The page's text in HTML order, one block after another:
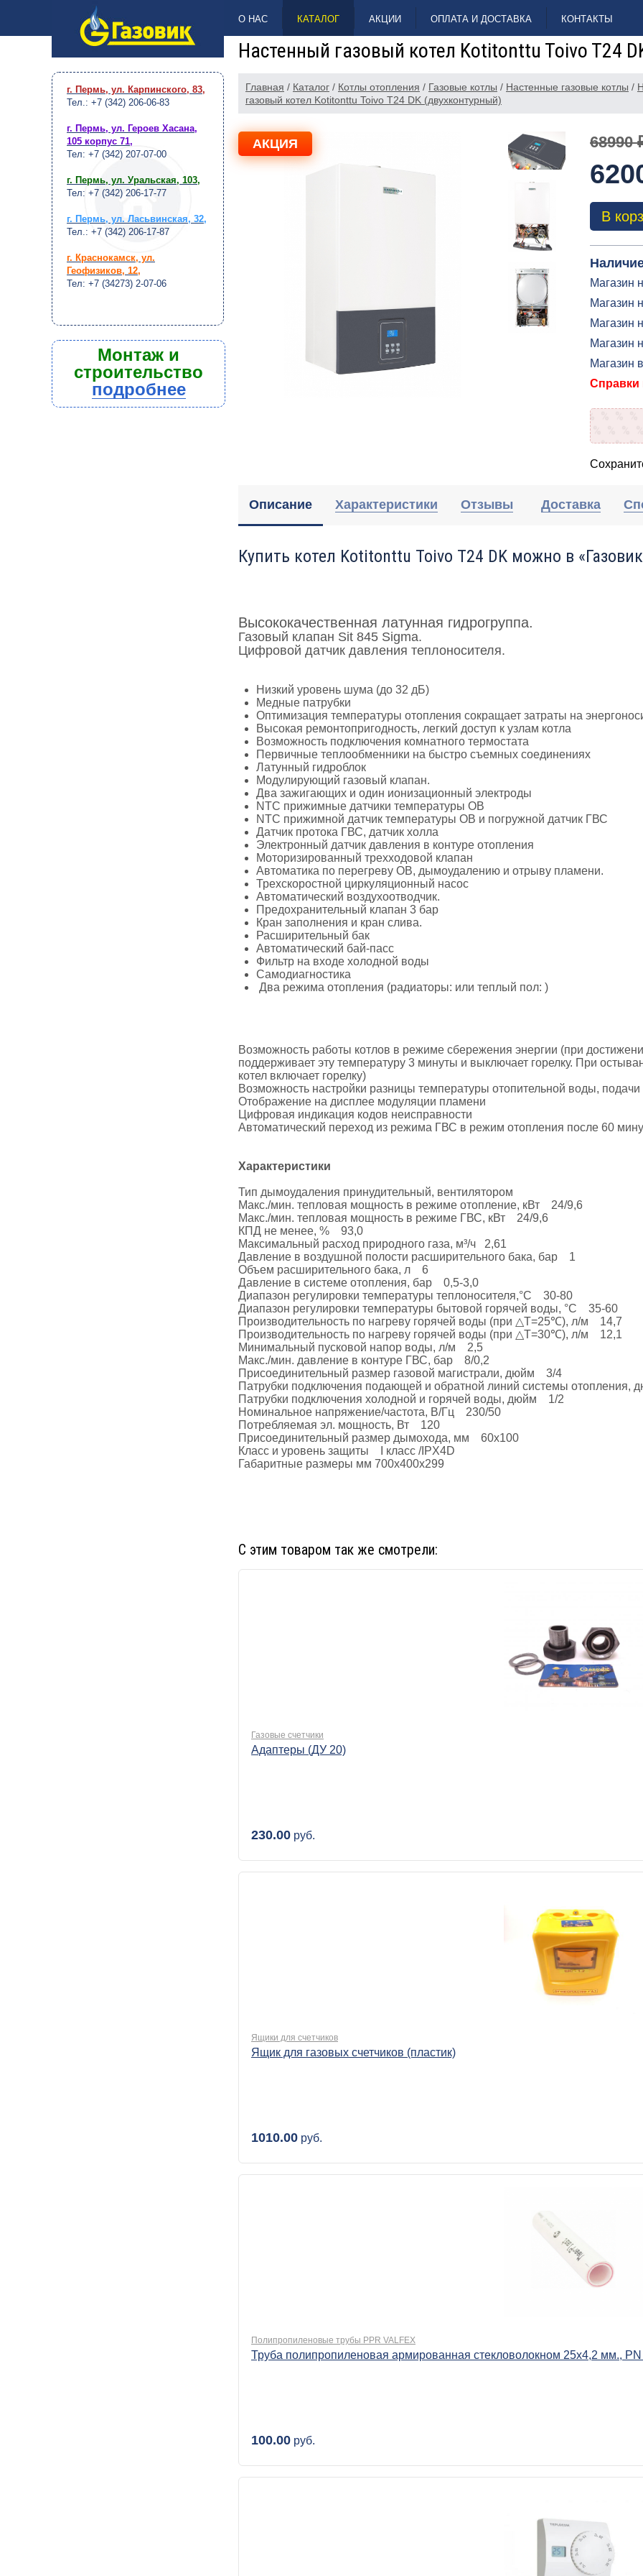
НАВЕРХ
О НАС КАТАЛОГ АКЦИИ ОПЛАТА И ДОСТАВКА КОНТАКТЫ
Настенный газовый котел Kotitonttu Toivo T24
Главная / Каталог / Котлы отопления / Газовые котлы / Настенные газовые котлы /
газовый котел Kotitonttu Toivo T24 DK (двухконтурный)
АКЦИЯ 68990
В
Магазин
Магазин
Магазин
Магазин
Магазин
Справки
Описание Характеристики Отзывы Доставка
Купить котел Kotitonttu Toivo T24 DK можно в
Высококачественная латунная гидрогруппа.
Газовый клапан Sit 845 Sigma.
Цифровой датчик давления теплоносителя.
Низкий уровень шума (до 32 дБ)
Медные патрубки
Оптимизация температуры отопления сокращает затраты на
Высокая ремонтопригодность, легкий доступ к узлам котла
Возможность подключения комнатного термостата
Первичные теплообменники на быстро съемных соединениях
Латунный гидроблок
Модулирующий газовый клапан.
Два зажигающих и один ионизационный электроды
NTC прижимные датчики температуры ОВ
NTC прижимной датчик температуры ОВ и погружной датчик ГВС
Датчик протока ГВС, датчик холла
Электронный датчик давления в контуре отопления
Моторизированный трехходовой клапан
Автоматика по перегреву ОВ, дымоудалению и отрыву пламени.
Трехскоростной циркуляционный насос
Автоматический воздухоотводчик.
Предохранительный клапан 3 бар
Кран заполнения и кран слива.
Расширительный бак
Автоматический бай-пасс
Фильтр на входе холодной воды
Самодиагностика
Два режима отопления (радиаторы: или теплый пол: )
Возможность работы котлов в режиме сбережения энергии (при
поддерживает эту температуру 3 минуты и выключает горелку. При
котел включает горелку)
Возможность настройки разницы температуры отопительной воды, подачи
Отображение на дисплее модуляции пламени
Цифровая индикация кодов неисправности
Автоматический переход из режима ГВС в режим отопления после 60
Характеристики
Тип дымоудаления принудительный, вентилятором
Макс./мин. тепловая мощность в режиме отопление, кВт 24/9,6
Макс./мин. тепловая мощность в режиме ГВС, кВт 24/9,6
КПД не менее, % 93,0
Максимальный расход природного газа, м³/ч 2,61
Давление в воздушной полости расширительного бака, бар 1
Объем расширительного бака, л 6
Давление в системе отопления, бар 0,5-3,0
Диапазон регулировки температуры теплоносителя,°C 30-80
Диапазон регулировки температуры бытовой горячей воды, °C 35-60
Производительность по нагреву горячей воды (при △T=25℃), л/м 14,7
Производительность по нагреву горячей воды (при △T=30℃), л/м 12,1
Минимальный пусковой напор воды, л/м 2,5
Макс./мин. давление в контуре ГВС, бар 8/0,2
Присоединительный размер газовой магистрали, дюйм 3/4
Патрубки подключения подающей и обратной линий системы
Патрубки подключения холодной и горячей воды, дюйм 1/2
Номинальное напряжение/частота, В/Гц 230/50
Потребляемая эл. мощность, Вт 120
Присоединительный размер дымохода, мм 60х100
Класс и уровень защиты I класс /IPX4D
Габаритные размеры мм 700х400х299
С этим товаром так же смотрели:
Газовые счетчики
Адаптеры (ДУ 20)
230.00 руб.
Ящики для счетчиков
Ящик для газовых счетчиков (пластик)
1010.00 руб.
Полипропиленовые трубы PPR VALFEX
Труба полипропиленовая армированная стекловолокном 25х4,2 мм.,
100.00 руб.
г. Пермь, ул. Карпинского, 83,
Тел.: +7 (342) 206-06-83
г. Пермь, ул. Героев Хасана,
105 корпус 71,
Тел: +7 (342) 207-07-00
г. Пермь, ул. Уральская, 103,
Тел: +7 (342) 206-17-77
г. Пермь, ул. Ласьвинская, 32,
Тел.: +7 (342) 206-17-87
г. Краснокамск, ул.
Геофизиков, 12,
Тел: +7 (34273) 2-07-06
Монтаж и
строительство
подробнее